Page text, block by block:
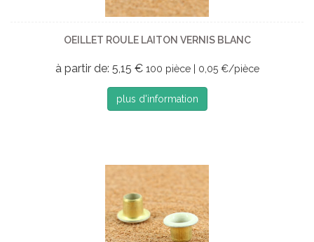
OEILLET ROULE LAITON VERNIS BLANC
à partir de: 5,15 € 100 pièce | 0,05 €/pièce
plus d'information